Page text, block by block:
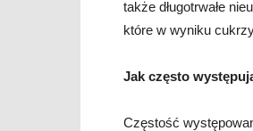
także długotrwałe
które w wyniku
Jak często
Częstość